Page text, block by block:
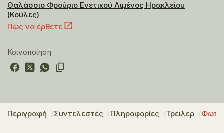
Θαλάσσιο Φρούριο Ενετικού Λιμένος Ηρακλείου
(Κούλες)
Πώς να έρθετε
Κοινοποίηση
Περιγραφή Συντελεστές Πληροφορίες Τρέιλερ